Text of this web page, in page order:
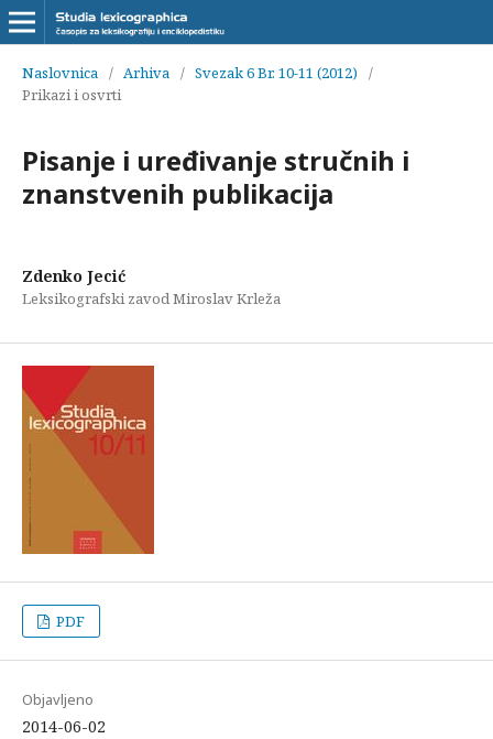
Naslovnica / Arhiva / Svezak 6 Br. 10-11 (2012)
/
Prikazi i osvrti
Pisanje i uređivanje stručnih i
znanstvenih publikacija
Zdenko Jecić
Leksikografski zavod Miroslav Krleža
PDF
Objavljeno
2014-06-02